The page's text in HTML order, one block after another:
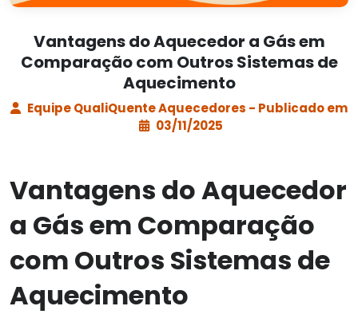
Vantagens do Aquecedor a Gás em
Comparação com Outros Sistemas de
Aquecimento
Equipe QualiQuente Aquecedores - Publicado em
03/11/2025
Vantagens do Aquecedor
a Gás em Comparação
com Outros Sistemas de
Aquecimento